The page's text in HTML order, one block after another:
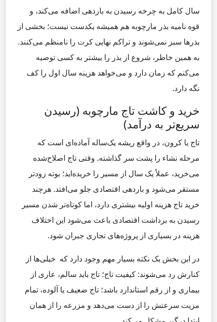
سال کامل به چرخه رسیدن به باردهی اضافه می‌کند، و
قوه نامیه بذر مارچوبه هم همیشه یکدست نیست؛ بخشی از
بذرها سبز نمی‌شوند و تراکم نهایی کرت را نامنظم می‌کنند.
به همین خاطر، شروع از بذر را بیشتر به کسی توصیه
می‌کنم که زمان دارد و می‌خواهد هزینه سال اول را کف
نگه دارد.
خرید و کاشت تاج مارچوبه (رسیدن
سریع‌تر به درآمد)
تاج یا کرون، در واقع ریشه یک‌ساله آماده‌ای است که
مرحله نشاء را پشت سر گذاشته. وقتی تاج اصلاح‌شده
می‌خرید، عملاً یک سال از مسیر را خریده‌اید؛ بوته زودتر
مستقر می‌شود و باردهی اقتصادی جلو می‌افتد. هرچند
خرید تاج هزینه اولیه بیشتری دارد، اما کوتاه‌تر شدن مسیر
رسیدن به برداشت اقتصادی باعث می‌شود این اختلاف
هزینه در بسیاری از پروژه‌های تجاری جبران شود.
در این بخش یک نکته بسیار مهم وجود دارد که خیلی‌ها از
کنارش رد می‌شوند: کیفیت تاج؛ تاج باید سالم، عاری از
بیماری و از رقم استاندارد باشد؛ تاج ضعیف یا آلوده، تمام
مزیت سرعتش را از دست می‌دهد و مزرعه را از همان